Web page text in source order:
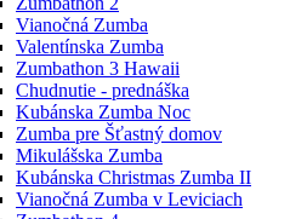
Vianočná Zumba
Valentínska Zumba
Zumbathon 3 Hawaii
Chudnutie - prednáška
Kubánska Zumba Noc
Zumba pre Šťastný domov
Mikulášska Zumba
Kubánska Christmas Zumba II
Vianočná Zumba v Leviciach